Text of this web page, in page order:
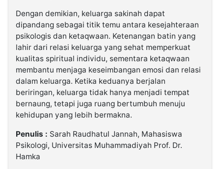
Dengan demikian, keluarga sakinah dapat
dipandang sebagai titik temu antara kesejahteraan
psikologis dan ketaqwaan. Ketenangan batin yang
lahir dari relasi keluarga yang sehat memperkuat
kualitas spiritual individu, sementara ketaqwaan
membantu menjaga keseimbangan emosi dan relasi
dalam keluarga. Ketika keduanya berjalan
beriringan, keluarga tidak hanya menjadi tempat
bernaung, tetapi juga ruang bertumbuh menuju
kehidupan yang lebih bermakna.
Penulis : Sarah Raudhatul Jannah, Mahasiswa
Psikologi, Universitas Muhammadiyah Prof. Dr.
Hamka